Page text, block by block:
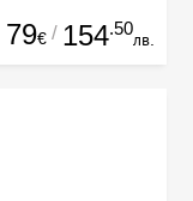
79€ / 154.50
лв.